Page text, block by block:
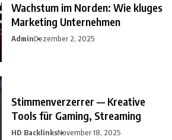
Wachstum im Norden: Wie kluges
Marketing Unternehmen
AdminDezember 2, 2025
Stimmenverzerrer — Kreative
Tools für Gaming, Streaming
HD BacklinksNovember 18, 2025